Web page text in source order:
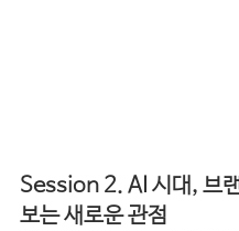
Session 2. AI 시대, 브
보는 새로운 관점